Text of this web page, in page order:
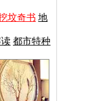
坟奇书 地
都市特种